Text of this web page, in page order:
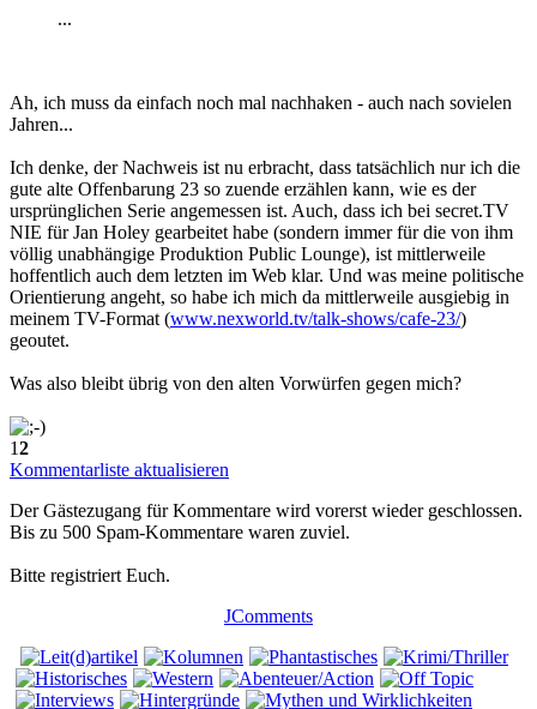
...
Ah, ich muss da einfach noch mal nachhaken - auch nach sovielen
Jahren...
Ich denke, der Nachweis ist nu erbracht, dass tatsächlich nur ich die
gute alte Offenbarung 23 so zuende erzählen kann, wie es der
ursprünglichen Serie angemessen ist. Auch, dass ich bei secret.TV
NIE für Jan Holey gearbeitet habe (sondern immer für die von ihm
völlig unabhängige Produktion Public Lounge), ist mittlerweile
hoffentlich auch dem letzten im Web klar. Und was meine politische
Orientierung angeht, so habe ich mich da mittlerweile ausgiebig in
meinem TV-Format (www.nexworld.tv/talk-shows/cafe-23/)
geoutet.
Was also bleibt übrig von den alten Vorwürfen gegen mich?
12
Kommentarliste aktualisieren
Der Gästezugang für Kommentare wird vorerst wieder geschlossen.
Bis zu 500 Spam-Kommentare waren zuviel.
Bitte registriert Euch.
JComments